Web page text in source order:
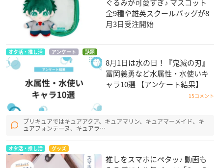
ぐるみが可愛すぎ♪ マスコット
全9種や雄英スクールバッグが8
月3日受注開始
オタ活・推し活 アンケート 話題
8月1日は水の日！『鬼滅の刃』
冨岡義勇など水属性・水使いキ
ャラ10選 【アンケート結果】
15コメント
プリキュアではキュアアクア、キュアマリン、キュアマーメイド、キ
ュアフォンテーヌ、キュアラ…
オタ活・推し活 グッズ
推しをスマホにペタッ♪ 動画も